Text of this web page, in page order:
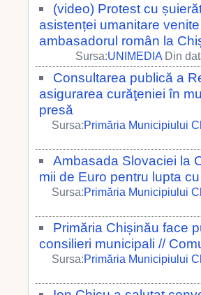
(video) Protest cu
asistenței umanitare
ambasadorul român la
Sursa:UNIMEDIA Din
Consultarea publică a
asigurarea curăţeniei în
presă
Sursa:Primăria Municipiului
Ambasada Slovaciei la
mii de Euro pentru lupta
Sursa:Primăria Municipiului
Primăria Chișinău face
consilieri municipali //
Sursa:Primăria Municipiului